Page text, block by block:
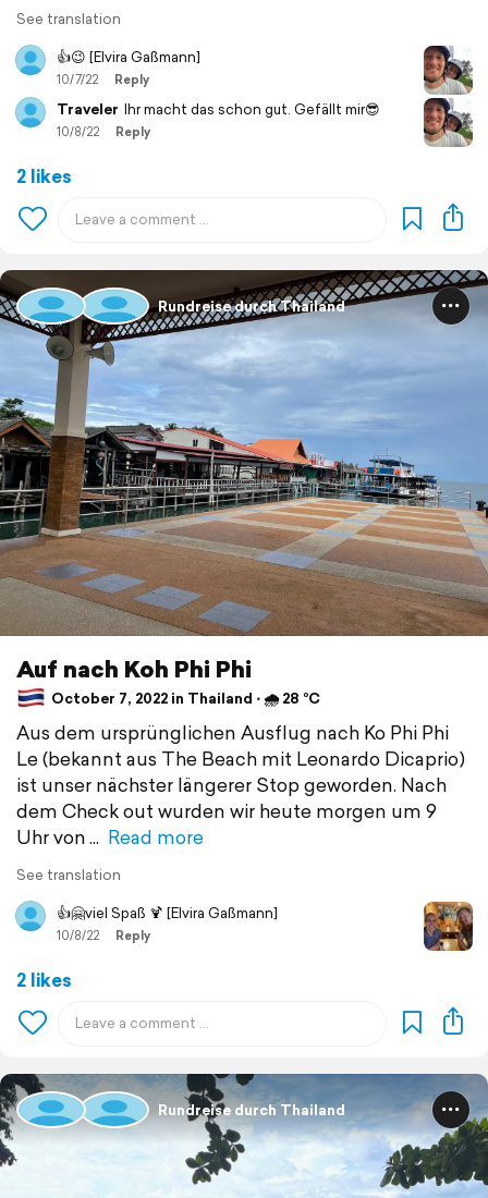
See translation
👍😉 [Elvira Gaßmann]
10/7/22 Reply
Traveler Ihr macht das schon gut. Gefällt mir😎
10/8/22 Reply
2 likes
Rundreise durch Thailand
Auf nach Koh Phi Phi
October 7, 2022 in Thailand ⋅ 🌧 28 °C
Aus dem ursprünglichen Ausflug nach Ko Phi Phi
Le (bekannt aus The Beach mit Leonardo Dicaprio)
ist unser nächster längerer Stop geworden. Nach
dem Check out wurden wir heute morgen um 9
Uhr von
Read more
See translation
👍🤗viel Spaß 🍹 [Elvira Gaßmann]
10/8/22 Reply
2 likes
Rundreise durch Thailand